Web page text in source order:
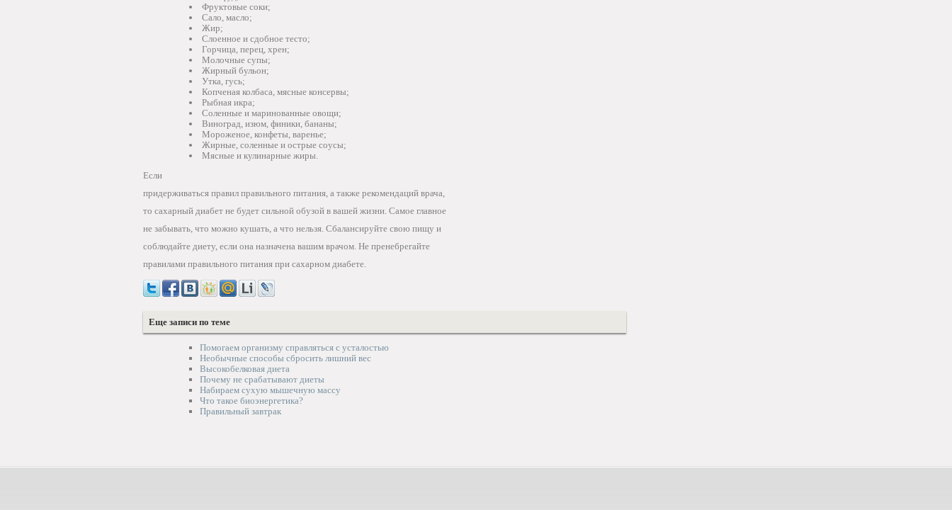
Фруктовые соки;
Сало, масло;
Жир;
Слоенное и сдобное тесто;
Горчица, перец, хрен;
Молочные супы;
Жирный бульон;
Утка, гусь;
Копченая колбаса, мясные консервы;
Рыбная икра;
Соленные и маринованные овощи;
Виноград, изюм, финики, бананы;
Мороженое, конфеты, варенье;
Жирные, соленные и острые соусы;
Мясные и кулинарные жиры.
Если
придерживаться правил правильного питания, а также рекомендаций врача,
то сахарный диабет не будет сильной обузой в вашей жизни. Самое главное
не забывать, что можно кушать, а что нельзя. Сбалансируйте свою пищу и
соблюдайте диету, если она назначена вашим врачом. Не пренебрегайте
правилами правильного питания при сахарном диабете.
Еще записи по теме
Помогаем организму справляться с усталостью
Необычные способы сбросить лишний вес
Высокобелковая диета
Почему не срабатывают диеты
Набираем сухую мышечную массу
Что такое биоэнергетика?
Правильный завтрак